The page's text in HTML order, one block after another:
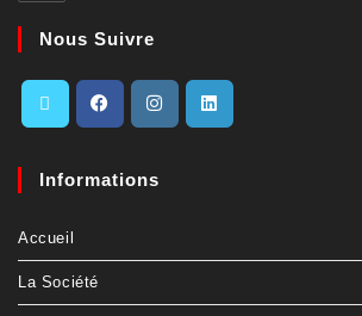
Nous Suivre
Informations
Accueil
La Société